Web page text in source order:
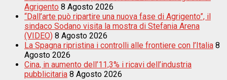
Agrigento 8 Agosto 2026
“Dall’arte può ripartire una nuova fase di Agrigento”, il
sindaco Sodano visita la mostra di Stefania Arena
(VIDEO) 8 Agosto 2026
La Spagna ripristina i controlli alle frontiere con l’Italia 8
Agosto 2026
Cina, in aumento dell’11,3% i ricavi dell’industria
pubblicitaria 8 Agosto 2026